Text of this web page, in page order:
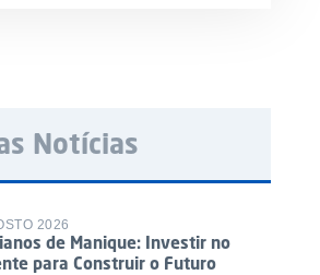
Notícias
2026
de Manique: Investir no
para Construir o Futuro